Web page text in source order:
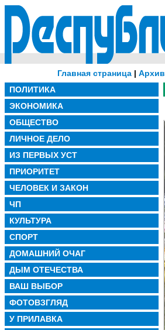
Главная страница | Архив
ПОЛИТИКА
ЭКОНОМИКА
ОБЩЕСТВО
ЛИЧНОЕ ДЕЛО
ИЗ ПЕРВЫХ УСТ
ПРИОРИТЕТ
ЧЕЛОВЕК И ЗАКОН
ЧП
КУЛЬТУРА
СПОРТ
ДОМАШНИЙ ОЧАГ
ДЫМ ОТЕЧЕСТВА
ВАШ ВЫБОР
ФОТОВЗГЛЯД
У ПРИЛАВКА